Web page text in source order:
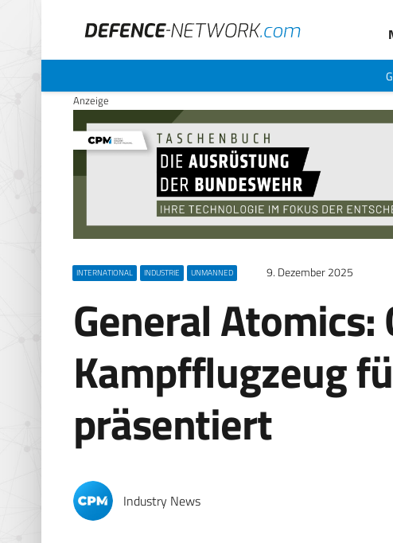
Anzeige
INTERNATIONAL INDUSTRIE UNMANNED 9. Dezember 2025
General
Kampfflugzeug
präsentiert
Industry News